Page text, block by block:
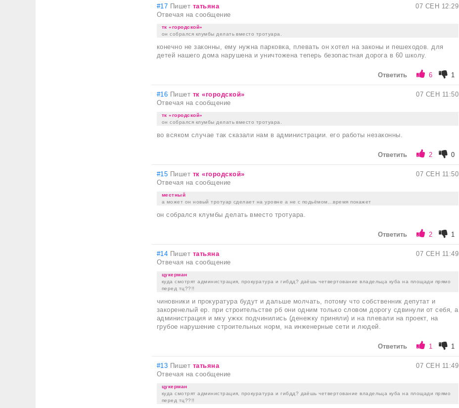
#17 Пишет татьяна
07 СЕН 12:29
Отвечая на сообщение
тк «городской»
он собрался клумбы делать вместо тротуара.
конечно не законны, ему нужна парковка, плевать он хотел на законы и пешеходов. для
детей нашего дома нарушена и уничтожена теперь безопастная дорога в 60 школу.
Ответить 6 1
#16 Пишет тк «городской»
07 СЕН 11:50
Отвечая на сообщение
тк «городской»
он собрался клумбы делать вместо тротуара.
во всяком случае так сказали нам в администрации. его работы незаконны.
Ответить 2 0
#15 Пишет тк «городской»
07 СЕН 11:50
Отвечая на сообщение
местный
а может он новый тротуар сделает на уровне а не с подьёмом...время покажет
он собрался клумбы делать вместо тротуара.
Ответить 2 1
#14 Пишет татьяна
07 СЕН 11:49
Отвечая на сообщение
цукерман
куда смотрят администрация, прокуратура и гибдд? даёшь четвертование владельца куба на площади прямо
перед тц??!!
чиновники и прокуратура будут и дальше молчать, потому что собственник депутат и
закоренелый ер. при строительстве рб они одним только словом дорогу сдвинули от себя, а
администрация и мку ужкх подчинились (денежку приняли) и на плевали на проект, на
грубое нарушение строительных норм, на инженерные сети и людей.
Ответить 1 1
#13 Пишет татьяна
07 СЕН 11:49
Отвечая на сообщение
цукерман
куда смотрят администрация, прокуратура и гибдд? даёшь четвертование владельца куба на площади прямо
перед тц??!!